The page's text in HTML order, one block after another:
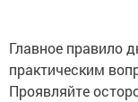
Главное правило
практическим
Проявляйте